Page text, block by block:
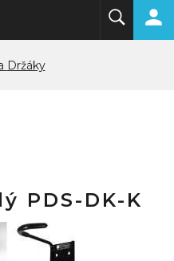
Držáky
PDS-DK-K